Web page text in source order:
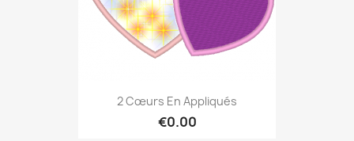
2 Cœurs En Appliqués
€0.00